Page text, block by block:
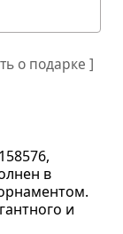
о подарке ]
в
и